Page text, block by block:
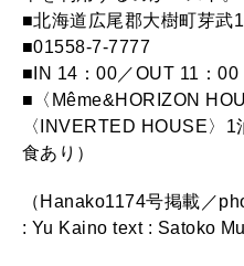
■北海道広尾郡大樹町芽武
■01558-7-7777
■IN 14：00／OUT 11：
■〈Même&HORIZON
〈INVERTED HOUSE〉
食あり）
（Hanako1174号掲載／
: Yu Kaino text : Satoko